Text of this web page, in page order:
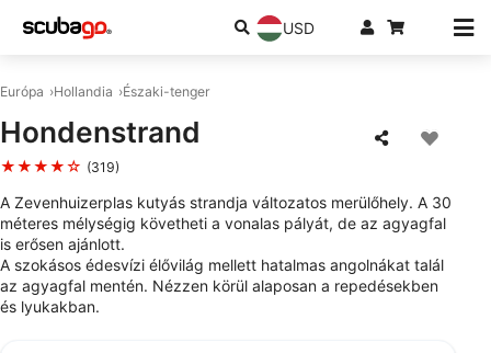
USD
Európa Hollandia Északi-tenger
Hondenstrand
★★★★☆ (319)
A Zevenhuizerplas kutyás strandja változatos merülőhely. A 30
méteres mélységig követheti a vonalas pályát, de az agyagfal
is erősen ajánlott.
A szokásos édesvízi élővilág mellett hatalmas angolnákat talál
az agyagfal mentén. Nézzen körül alaposan a repedésekben
és lyukakban.